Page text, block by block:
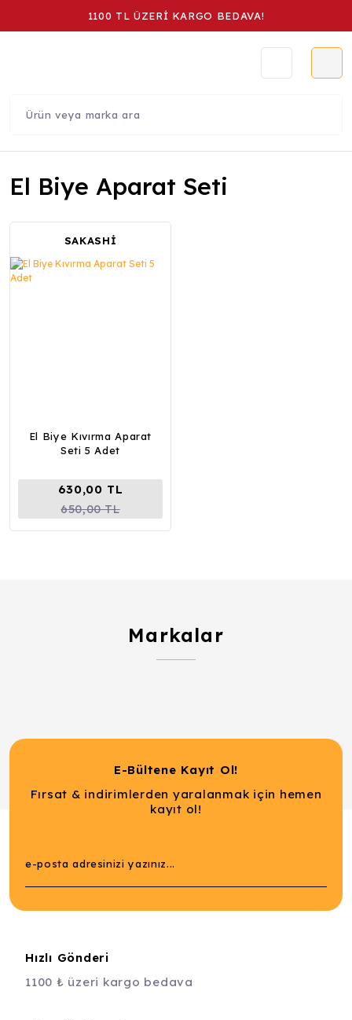
1100 TL ÜZERİ KARGO BEDAVA!
El Biye Aparat Seti
SAKASHİ
El Biye Kıvırma Aparat
Seti 5 Adet
630,00 TL
650,00 TL
Markalar
E-Bültene Kayıt Ol!
Fırsat & indirimlerden yaralanmak için hemen
kayıt ol!
Hızlı Gönderi
1100 ₺ üzeri kargo bedava